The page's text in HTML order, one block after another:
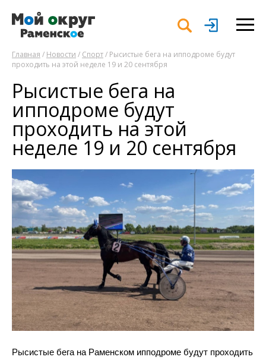
Главная / Новости / Спорт/ Рысистые бега на ипподроме будут
проходить на этой неделе 19 и 20 сентября
Рысистые бега на
ипподроме будут
проходить на этой
неделе 19 и 20 сентября
Рысистые бега на Раменском ипподроме будут проходить